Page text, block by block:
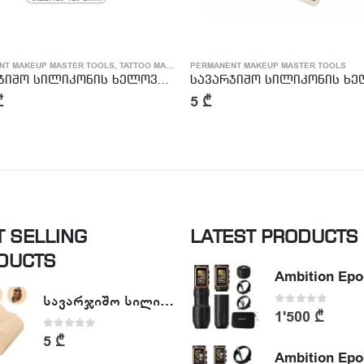
MAKEUP MASTER TOOLS
სავარჯიშო სილიკონის ხელოვნური კანი – Tattoo Practike skin
PERMANENT MAKEUP MASTER TOOLS
5 ₾
SELLING
სავარჯიშო სილიკონის ხელოვნური კანი - Tattoo Practike skin
0out of 5
5 ₾
LATEST PRODUCTS
0out of 5
1'500 ₾